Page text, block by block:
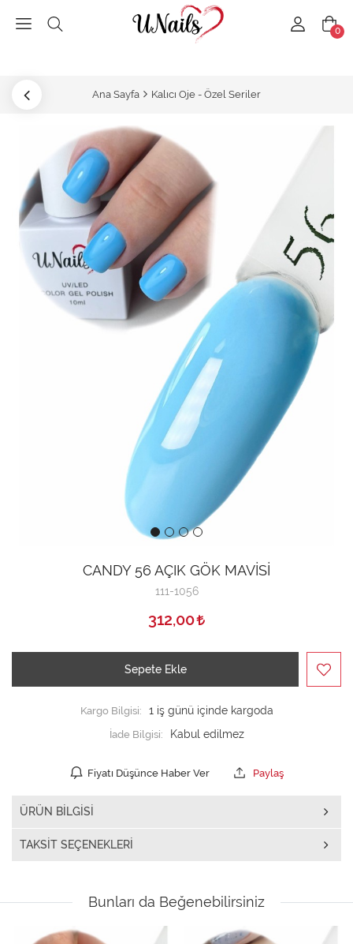
0
Ana Sayfa Kalıcı Oje - Özel Seriler
CANDY 56 AÇIK GÖK MAVİSİ
111-1056
312,00
Sepete Ekle
Kargo Bilgisi:
1 iş günü içinde kargoda
İade Bilgisi:
Fiyatı Düşünce Haber Ver Paylaş
ÜRÜN BILGISI
TAKSIT SEÇENEKLERI
Bunları da Beğenebilirsiniz